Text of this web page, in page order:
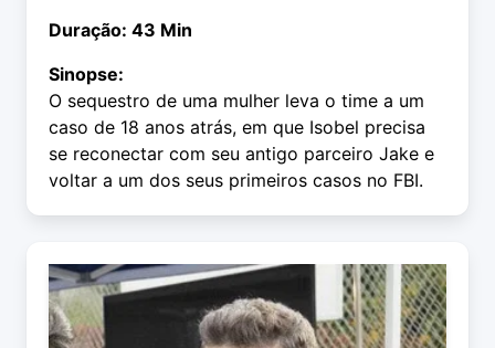
Duração: 43 Min
Sinopse:
O sequestro de uma mulher leva o time a um
caso de 18 anos atrás, em que Isobel precisa
se reconectar com seu antigo parceiro Jake e
voltar a um dos seus primeiros casos no FBI.